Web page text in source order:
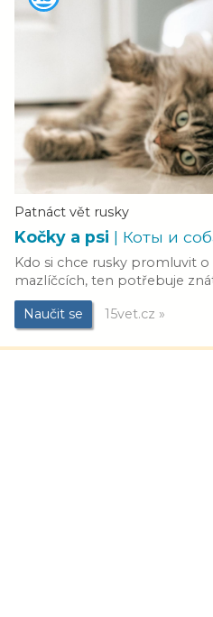
Patnáct vět rusky
Kočky a psi | Коты и
Kdo si chce rusky promluvit
mazlíčcích, ten potřebuje
Naučit se 15vet.cz »